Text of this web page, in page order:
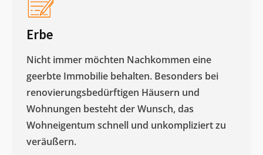
Erbe
Nicht immer möchten Nachkommen eine
geerbte Immobilie behalten. Besonders bei
renovierungsbedürftigen Häusern und
Wohnungen besteht der Wunsch, das
Wohneigentum schnell und unkompliziert zu
veräußern. ​